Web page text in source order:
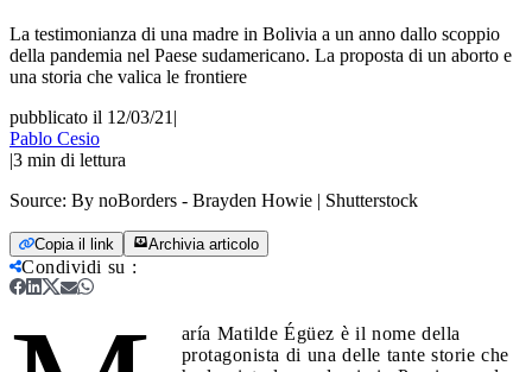
La testimonianza di una madre in Bolivia a un anno dallo scoppio
della pandemia nel Paese sudamericano. La proposta di un aborto e
una storia che valica le frontiere
pubblicato il 12/03/21 |
Pablo Cesio
|3 min di lettura
Source: By noBorders - Brayden Howie | Shutterstock
Copia il link Archivia articolo
Condividi su :
aría Matilde Égüez è il nome della
protagonista di una delle tante storie che